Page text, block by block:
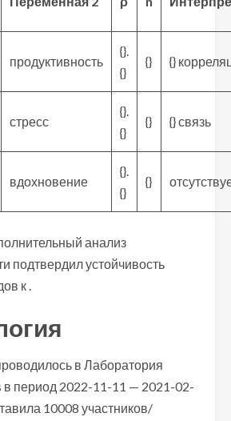
продуктивность
{}.
{}
{} {}
стресс
{}.
{}
{} {} связь
вдохновение
{}.
{}
{}
анализ
подтвердил устойчивость
к .
в Лаборатория
в период 2022-11-11 — 2021-02-
10008 участников/